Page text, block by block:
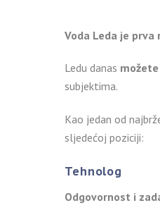
Voda Leda je
Ledu danas
subjektima.
Kao jedan od
sljedećoj poziciji:
Tehnolog
Odgovornost i